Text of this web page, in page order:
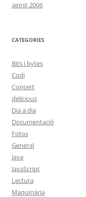
agost 2006
CATEGORIES
Bits i bytes
Codi
Concert
delicious
Dia a dia
Documentació
Fotos
General
Java
JavaScript
Lectura
Maquinària